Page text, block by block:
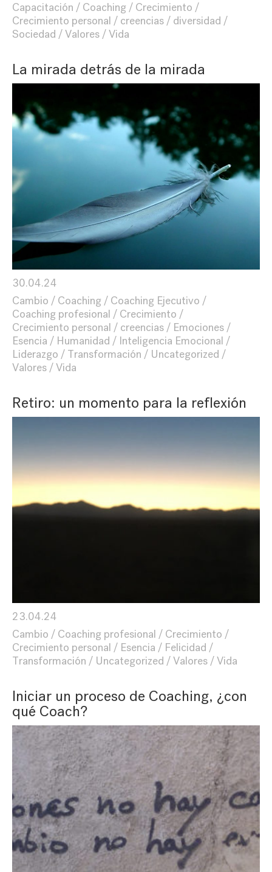
Capacitación
Coaching
Crecimiento
Crecimiento personal
creencias
diversidad
Sociedad
Valores Vida
La mirada detrás de la mirada
30.04.24
Cambio
Coaching
Coaching Ejecutivo
Coaching profesional
Crecimiento
Crecimiento personal
creencias
Emociones
Esencia
Humanidad
Inteligencia Emocional
Liderazgo
Transformación
Uncategorized
Valores
Vida
Retiro: un momento para la reflexión
23.04.24
Cambio
Coaching profesional
Crecimiento
Crecimiento personal
Esencia
Felicidad
Transformación
Uncategorized Valores Vida
Iniciar un proceso de Coaching, ¿con
qué Coach?